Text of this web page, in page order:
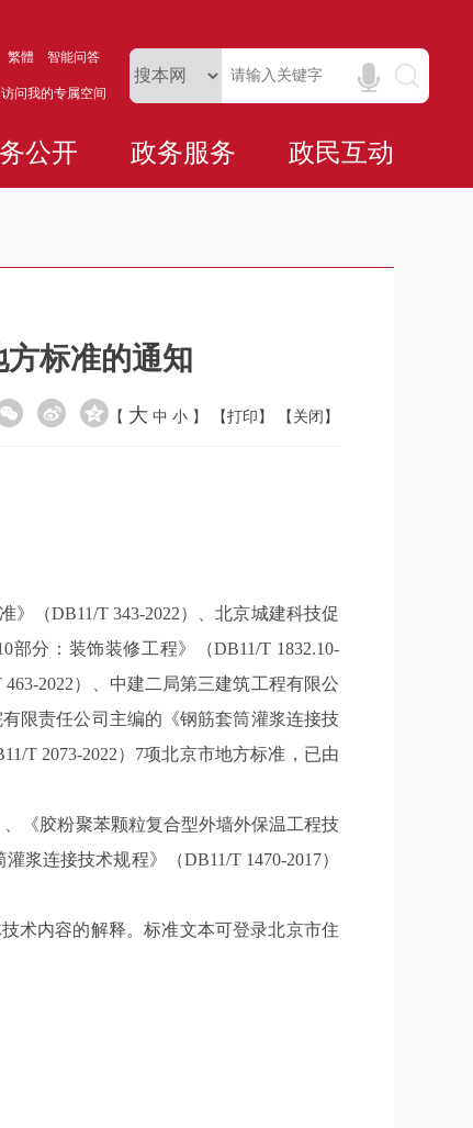
繁體 智能问答
访问我的专属空间
公开 政务服务 政民互动
标准的通知
【 大 中 小 】 【打印】 【关闭】
（DB11/T 343-2022）、北京城建科技促
分：装饰装修工程》（DB11/T 1832.10-
2022）、中建二局第三建筑工程有限公
限责任公司主编的《钢筋套筒灌浆连接技
T 2073-2022）7项北京市地方标准，已由
《胶粉聚苯颗粒复合型外墙外保温工程技
浆连接技术规程》（DB11/T 1470-2017）
术内容的解释。标准文本可登录北京市住